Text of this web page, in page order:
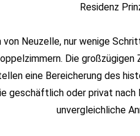
Residenz
Neuzelle, nur wenige
Die
eine Bereicherung des
geschäftlich oder privat
unvergleichliche